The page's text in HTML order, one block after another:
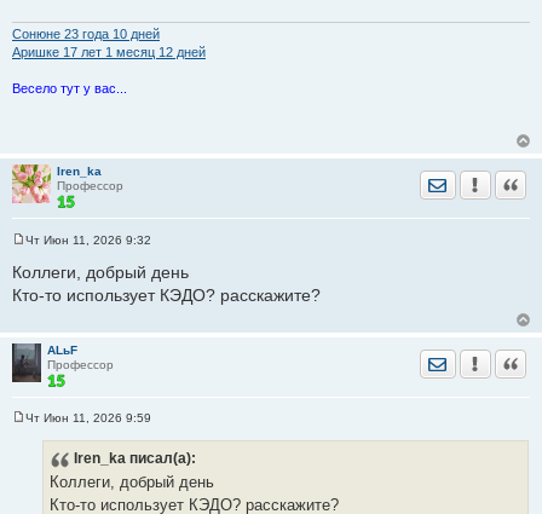
Сонюне 23 годa 10 дней
Аришке 17 лет 1 месяц 12 дней
Весело тут у вас...
Iren_ka
Профессор
Отправить
о
б
и
е
Чт Июн 11, 2026 9:32
Коллеги, добрый день
Кто-то использует КЭДО? расскажите?
ALьF
Профессор
Отправить
Чт Июн 11, 2026 9:59
Iren_ka писал(а):
Коллеги, добрый день
Кто-то использует КЭДО? расскажите?